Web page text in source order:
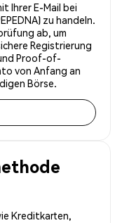
Ihrer E-Mail bei
zu handeln.
ab, um
Registrierung
Proof-of-
von Anfang an
Börse.
Kreditkarten,